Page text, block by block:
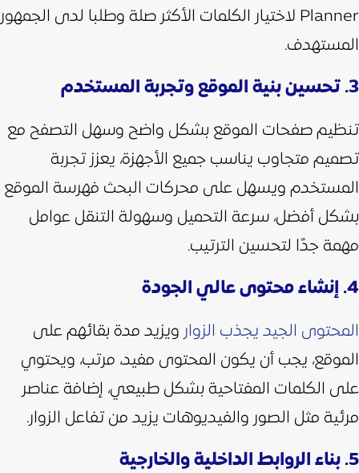
Planner لاختيار الكلمات الأكثر صلة وطلبا لدى الجمهور
المستهدف.
3. تحسين بنية الموقع وتجربة المستخدم
تنظيم صفحات الموقع بشكل واضح وسهل التصفح مع
تصميم متجاوب يناسب جميع الأجهزة، يعزز تجربة
المستخدم ويسهل على محركات البحث فهرسة الموقع
بشكل أفضل، سرعة التحميل وسهولة التنقل عوامل
مهمة جدًا لتحسين الترتيب.
4. إنشاء محتوى عالي الجودة
المحتوى الجيد يجذب الزوار ويزيد مدة بقائهم على
الموقع، يجب أن يكون المحتوى مفيد، مرتب، ويحتوي
على الكلمات المفتاحية بشكل طبيعي، إضافة عناصر
مرئية مثل الصور والفيديوهات يزيد من تفاعل الزوار.
5. بناء الروابط الداخلية والخارجية